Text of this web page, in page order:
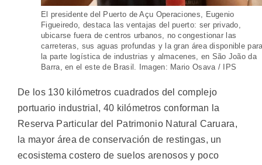
El presidente del Puerto de Açu Operaciones, Eugenio
Figueiredo, destaca las ventajas del puerto: ser privado,
ubicarse fuera de centros urbanos, no congestionar las
carreteras, sus aguas profundas y la gran área disponible
la parte logística de industrias y almacenes, en São João da
Barra, en el este de Brasil. Imagen: Mario Osava / IPS
De los 130 kilómetros cuadrados del complejo
portuario industrial, 40 kilómetros conforman la
Reserva Particular del Patrimonio Natural Caruara,
la mayor área de conservación de restingas, un
ecosistema costero de suelos arenosos y poco